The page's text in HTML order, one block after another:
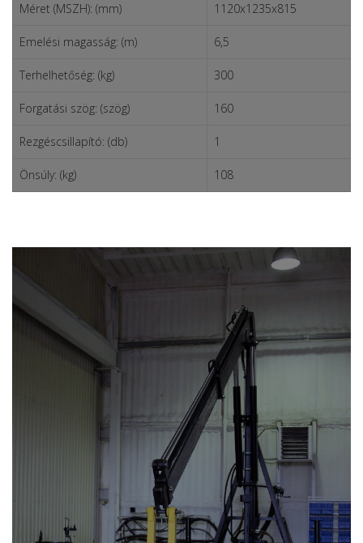
Méret (MSZH): (mm) 1120х1235х815
Emelési magasság: (m) 6,5
Terhelhetőség: (kg) 300
Forgatási szög: (szög) 160
Rezgéscsillapító: (db) 1
Önsúly: (kg) 108